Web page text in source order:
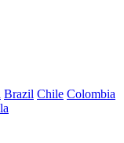
Brazil Chile Colombia